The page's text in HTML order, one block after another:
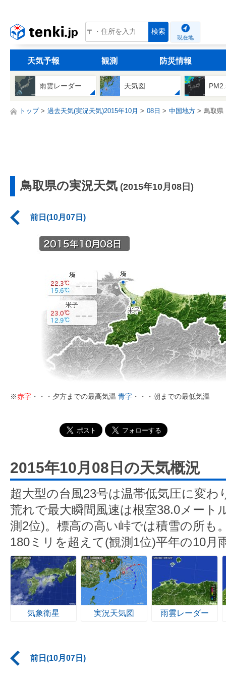
tenki.jp 検索
現在地
天気予報 観測 防災情報
雨雲レーダー 天気図
トップ 過去天気(実況天気)2015年10月 08日 中国地方 鳥取県
鳥取県の実況天気 (2015年10月08日)
前日(10月07日)
※赤字 ・・・夕方までの最高気温 青字 ・・・朝までの最低気温
2015年10月08日の天気概況
超大型の台風23号は温帯低気圧に変わ
荒れで最大瞬間風速は根室38.0メート
測2位)。標高の高い峠では積雪の所も
180ミリを超えて(観測1位)平年の10月
気象衛星 実況天気図 雨雲レーダー
前日(10月07日)